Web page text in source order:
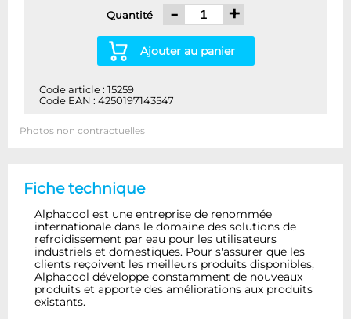
Quantité - +
Ajouter au panier
Code article : 15259
Code EAN : 4250197143547
Photos non contractuelles
Fiche technique
Alphacool est une entreprise de renommée
internationale dans le domaine des solutions de
refroidissement par eau pour les utilisateurs
industriels et domestiques. Pour s'assurer que les
clients reçoivent les meilleurs produits disponibles,
Alphacool développe constamment de nouveaux
produits et apporte des améliorations aux produits
existants.